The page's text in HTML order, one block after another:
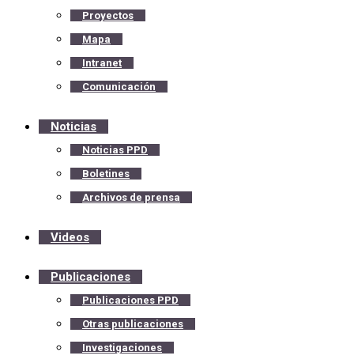
Proyectos
Mapa
Intranet
Comunicación
Noticias
Noticias PPD
Boletines
Archivos de prensa
Videos
Publicaciones
Publicaciones PPD
Otras publicaciones
Investigaciones